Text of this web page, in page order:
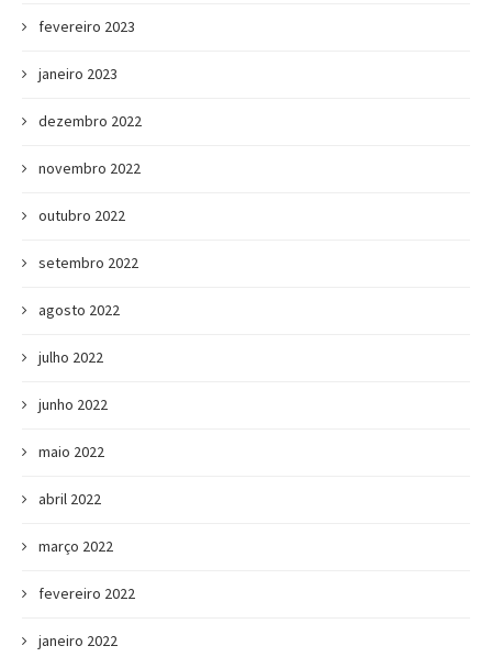
fevereiro 2023
janeiro 2023
dezembro 2022
novembro 2022
outubro 2022
setembro 2022
agosto 2022
julho 2022
junho 2022
maio 2022
abril 2022
março 2022
fevereiro 2022
janeiro 2022